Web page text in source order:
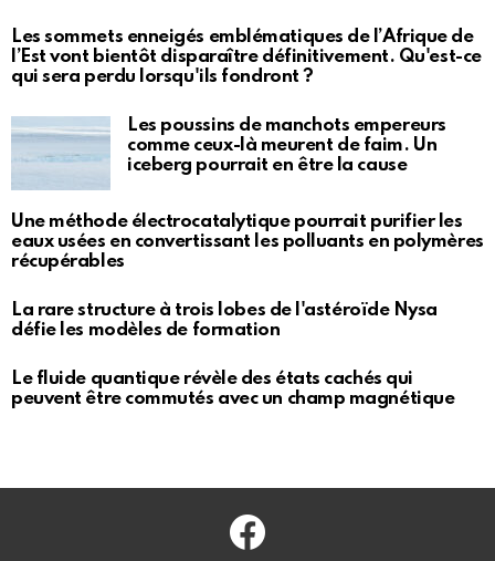
Les sommets enneigés emblématiques de l’Afrique de
l’Est vont bientôt disparaître définitivement. Qu'est-ce
qui sera perdu lorsqu'ils fondront ?
Les poussins de manchots empereurs
comme ceux-là meurent de faim. Un
iceberg pourrait en être la cause
Une méthode électrocatalytique pourrait purifier les
eaux usées en convertissant les polluants en polymères
récupérables
La rare structure à trois lobes de l'astéroïde Nysa
défie les modèles de formation
Le fluide quantique révèle des états cachés qui
peuvent être commutés avec un champ magnétique
Facebook